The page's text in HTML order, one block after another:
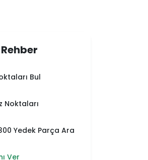
Bul
Noktaları
Yedek Parça Ara
Ver